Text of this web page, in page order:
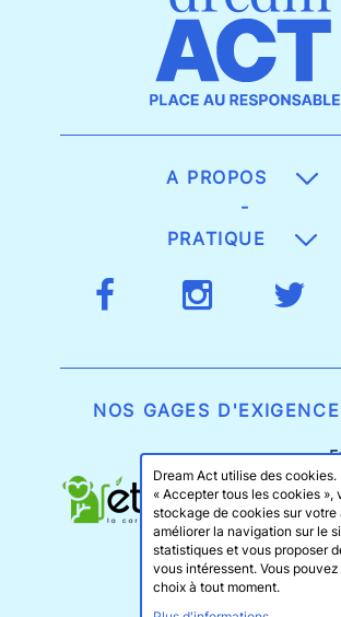
A PROPOS
-
PRATIQUE
NOS GAGES D'EXIGENCE
Dream Act utilise des cookies.
« Accepter tous les cookies »,
stockage de cookies sur votre
améliorer la navigation sur le
statistiques et vous proposer
vous intéressent. Vous
choix à tout moment.